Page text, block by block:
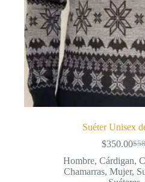
Suéter Unisex
$
El
$350.00El
Hombre,Cárdigan,
Chamarras, Mujer,